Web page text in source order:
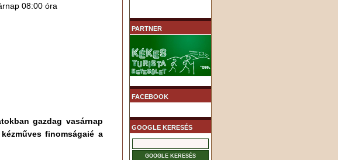
08:00 óra
gazdag vasárnap
finomságaié a
PARTNER
FACEBOOK
GOOGLE KERESÉS